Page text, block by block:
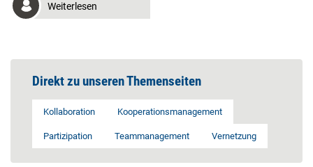
Weiterlesen
Direkt zu unseren Themenseiten
Kollaboration Kooperationsmanagement
Partizipation Teammanagement Vernetzung